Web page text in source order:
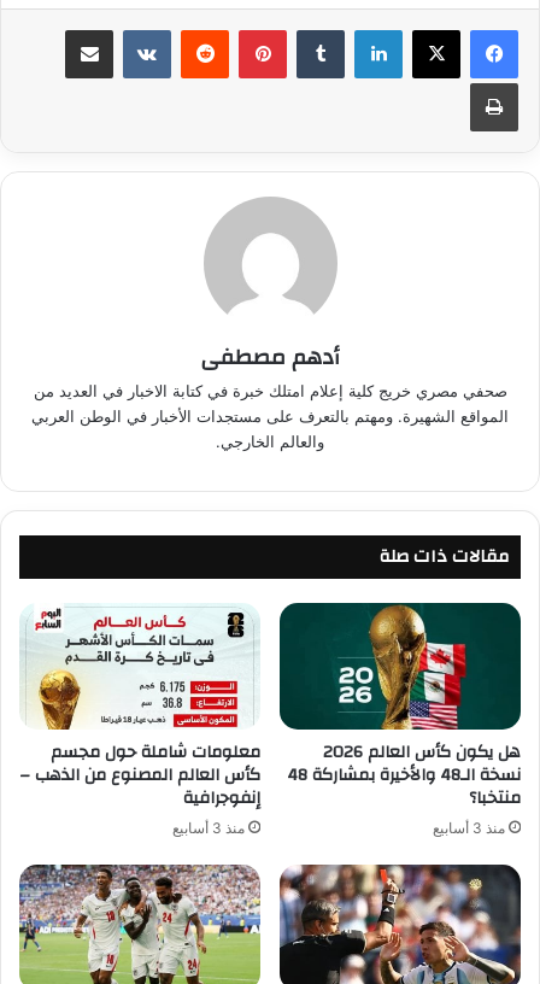
لينكدإن بينتيريست مشاركة عبر البريد
طباعة
أدهم مصطفى
صحفي مصري خريج كلية إعلام امتلك خبرة في كتابة الاخبار في العديد من
المواقع الشهيرة. ومهتم بالتعرف على مستجدات الأخبار في الوطن العربي
والعالم الخارجي.
مقالات ذات صلة
هل يكون كأس العالم 2026
نسخة الـ48 والأخيرة بمشاركة 48
منتخبا؟
منذ 3 أسابيع
معلومات شاملة حول مجسم
كأس العالم المصنوع من الذهب –
إنفوجرافية
منذ 3 أسابيع